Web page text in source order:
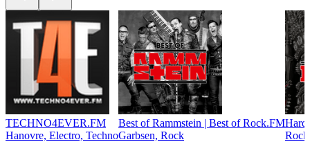
TECHNO4EVER.FM
Hanovre, Electro, Techno
Best of Rammstein | Best of Rock.FM
Garbsen, Rock